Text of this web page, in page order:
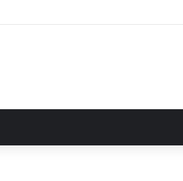
4 Tim Lolos ke Semifinal Piala AFF U-17 2026